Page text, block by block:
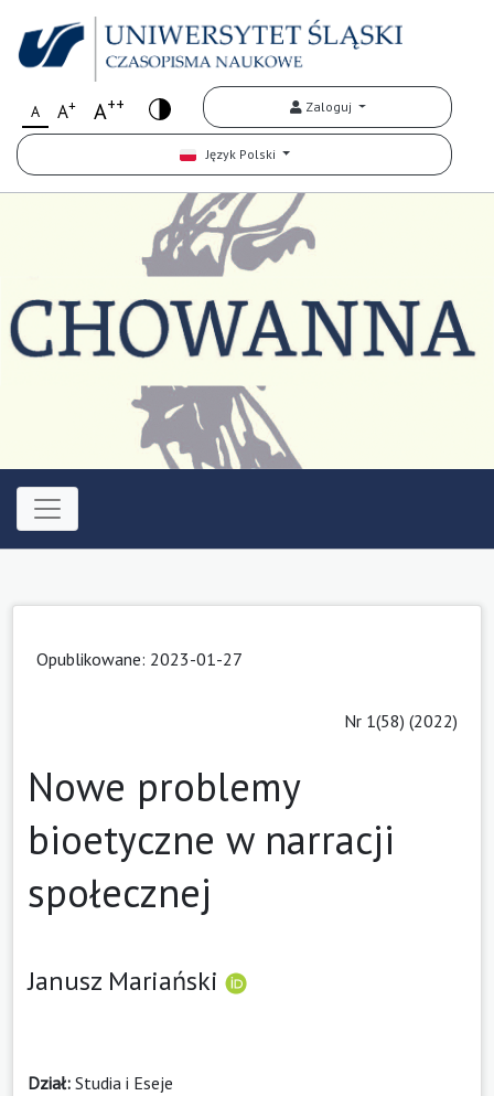
A A+ A++ Zaloguj
Język Polski
Opublikowane: 2023-01-27
Nr 1(58) (2022)
Nowe problemy
bioetyczne w narracji
społecznej
Janusz Mariański
Dział: Studia i Eseje